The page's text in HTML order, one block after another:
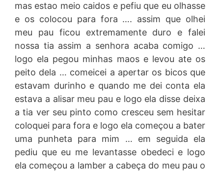
mas estao meio caidos e pefiu que eu olhasse
e os colocou para fora …. assim que olhei
meu pau ficou extremamente duro e falei
nossa tia assim a senhora acaba comigo …
logo ela pegou minhas maos e levou ate os
peito dela … comeicei a apertar os bicos que
estavam durinho e quando me dei conta ela
estava a alisar meu pau e logo ela disse deixa
a tia ver seu pinto como cresceu sem hesitar
coloquei para fora e logo ela começou a bater
uma punheta para mim … em seguida ela
pediu que eu me levantasse obedeci e logo
ela começou a lamber a cabeça do meu pau o